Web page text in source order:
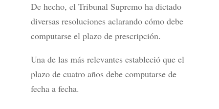
De hecho, el Tribunal Supremo ha dictado
diversas resoluciones aclarando cómo debe
computarse el plazo de prescripción.
Una de las más relevantes estableció que el
plazo de cuatro años debe computarse de
fecha a fecha.